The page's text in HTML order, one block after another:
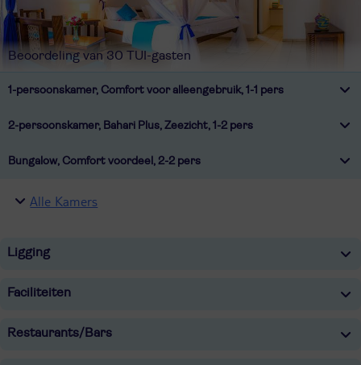
Beoordeling van 30 TUI-gasten
1-persoonskamer, Comfort voor alleengebruik, 1-1 pers
2-persoonskamer, Bahari Plus, Zeezicht, 1-2 pers
Bungalow, Comfort voordeel, 2-2 pers
Alle Kamers
Ligging
Faciliteiten
Restaurants/Bars